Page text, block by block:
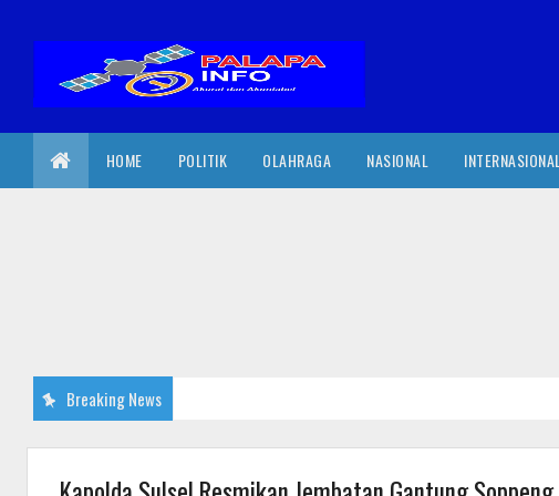
HOME POLITIK OLAHRAGA NASIONAL INTERNASIONAL
Breaking News